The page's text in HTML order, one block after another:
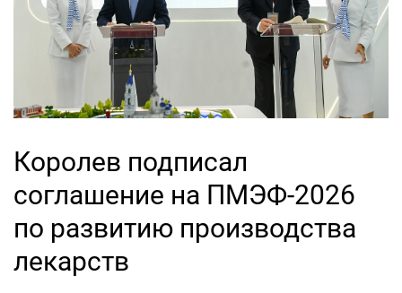
Королев подписал
соглашение на ПМЭФ-2026
по развитию производства
лекарств